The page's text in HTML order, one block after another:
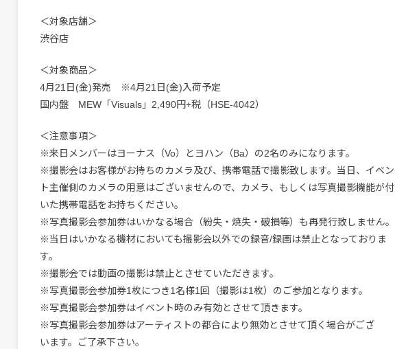
＜対象店舗＞
渋谷店
＜対象商品＞
4月21日(金)発売 ※4月21日(金)入荷予定
国内盤 MEW「Visuals」2,490円+税（HSE-4042）
＜注意事項＞
※来日メンバーはヨーナス（Vo）とヨハン（Ba）の2名のみになります。
※撮影会はお客様がお持ちのカメラ及び、携帯電話で撮影致します。当日、イベン
ト主催側のカメラの用意はございませんので、カメラ、もしくは写真撮影機能が付
いた携帯電話をお持ちください。
※写真撮影会参加券はいかなる場合（紛失・焼失・破損等）も再発行致しません。
※当日はいかなる機材においても撮影会以外での録音/録画は禁止となっておりま
す。
※撮影会では動画の撮影は禁止とさせていただきます。
※写真撮影会参加券1枚につき1名様1回（撮影は1枚）のご参加となります。
※写真撮影会参加券はイベント時のみ有効とさせて頂きます。
※写真撮影会参加券はアーティストの都合により無効とさせて頂く場合がござ
います。ご了承下さい。